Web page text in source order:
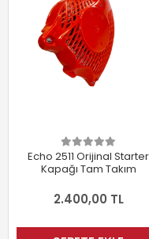
Echo 2511 Orijinal Starter
Kapağı Tam Takım
2.400,00 TL